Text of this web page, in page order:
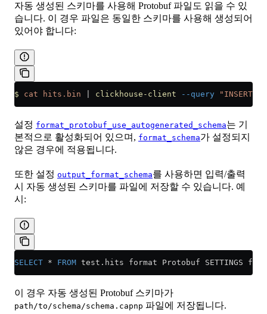
자동 생성된 스키마를 사용해 Protobuf 파일도 읽을 수 있
습니다. 이 경우 파일은 동일한 스키마를 사용해 생성되어
있어야 합니다:
$ cat hits.bin clickhouse-client --query "INSERT
설정 format_protobuf_use_autogenerated_schema는 기
본적으로 활성화되어 있으며, format_schema가 설정되지
않은 경우에 적용됩니다.
또한 설정 output_format_schema를 사용하면 입력/출력
시 자동 생성된 스키마를 파일에 저장할 수 있습니다. 예
시:
SELECT * FROM test . hits format Protobuf SETTINGS
이 경우 자동 생성된 Protobuf 스키마가
path/to/schema/schema.capnp 파일에 저장됩니다.